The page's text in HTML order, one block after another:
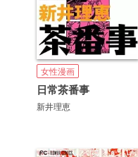
女性漫画
日常茶番事
新井理恵